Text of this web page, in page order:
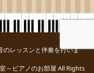
のレッスンと伴奏を行いま
～ピアノのお部屋 All Rights